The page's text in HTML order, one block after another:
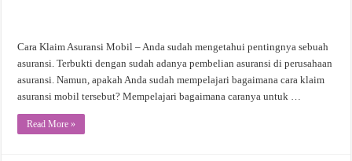
Cara Klaim Asuransi Mobil – Anda sudah mengetahui pentingnya sebuah
asuransi. Terbukti dengan sudah adanya pembelian asuransi di perusahaan
asuransi. Namun, apakah Anda sudah mempelajari bagaimana cara klaim
asuransi mobil tersebut? Mempelajari bagaimana caranya untuk …
Read More »